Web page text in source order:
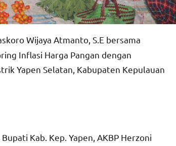
Wijaya Atmanto, S.E bersama
Inflasi Harga Pangan dengan
Yapen Selatan, Kabupaten Kepulauan
Kab. Kep. Yapen, AKBP Herzoni